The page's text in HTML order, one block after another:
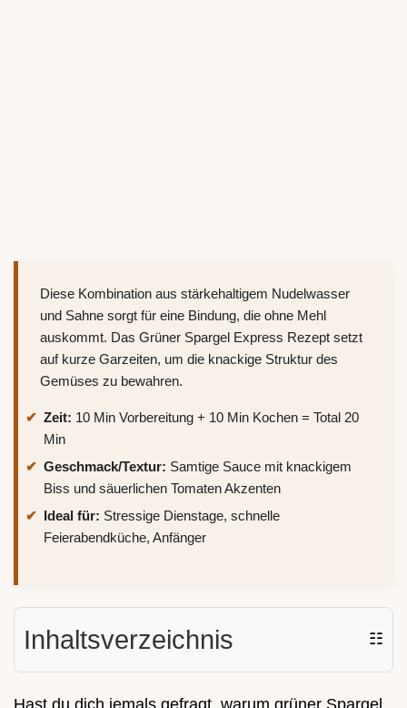
Diese Kombination aus stärkehaltigem Nudelwasser
und Sahne sorgt für eine Bindung, die ohne Mehl
auskommt. Das Grüner Spargel Express Rezept setzt
auf kurze Garzeiten, um die knackige Struktur des
Gemüses zu bewahren.
Zeit: 10 Min Vorbereitung + 10 Min Kochen = Total 20
Min
Geschmack/Textur: Samtige Sauce mit knackigem
Biss und säuerlichen Tomaten Akzenten
Ideal für: Stressige Dienstage, schnelle
Feierabendküche, Anfänger
Inhaltsverzeichnis ☷
Hast du dich jemals gefragt, warum grüner Spargel